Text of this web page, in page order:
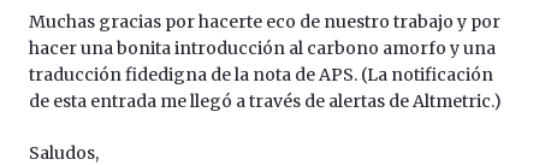
iniciativa,
organizada
por
la
Cátedra…
Muchas gracias por hacerte eco de nuestro trabajo y por
hacer una bonita introducción al carbono amorfo y una
traducción fidedigna de la nota de APS. (La notificación
de esta entrada me llegó a través de alertas de Altmetric.)
Saludos,